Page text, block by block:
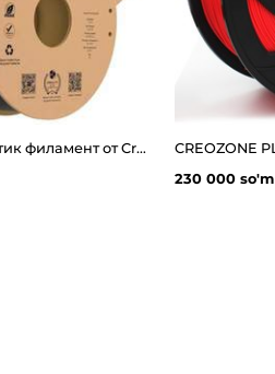
HYPER PLA 3d пластик филамент от Creality 1.0 кг
230 000 so'm